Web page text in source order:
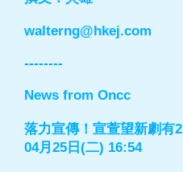
walterng@hkej.com
--------
News from Oncc
落力宣傳！宣萱望新劇有
04月25日(二) 16:54